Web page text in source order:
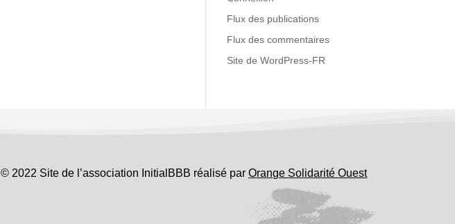
Flux des publications
Flux des commentaires
Site de WordPress-FR
© 2022 Site de l’association InitialBBB réalisé parOrange Solidarité Ouest